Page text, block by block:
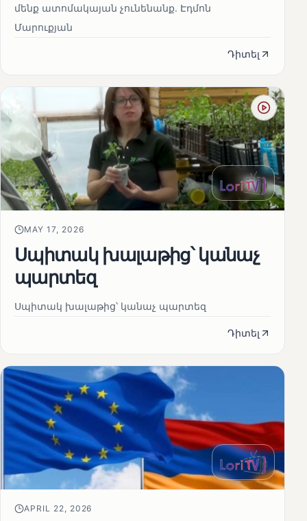
մենք ատոմակայան չունենանք․ Էդմոն
Մարուքյան
Դիտել
MAY 17, 2026
Սպիտակ խալաթից՝ կանաչ
պարտեզ
Սպիտակ խալաթից՝ կանաչ պարտեզ
Դիտել
APRIL 22, 2026